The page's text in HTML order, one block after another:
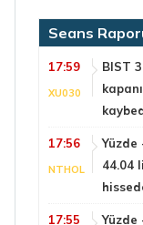
Seans
17:59
XU030
BIST
17:56
NTHOL
Yüzde
44.04
17:55
Yüzde